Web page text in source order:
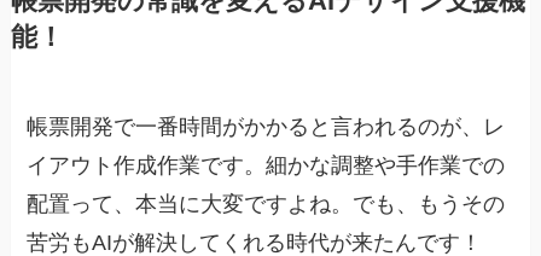
能！
帳票開発で一番時間がかかると言われるのが、レ
イアウト作成作業です。細かな調整や手作業での
配置って、本当に大変ですよね。でも、もうその
苦労もAIが解決してくれる時代が来たんです！